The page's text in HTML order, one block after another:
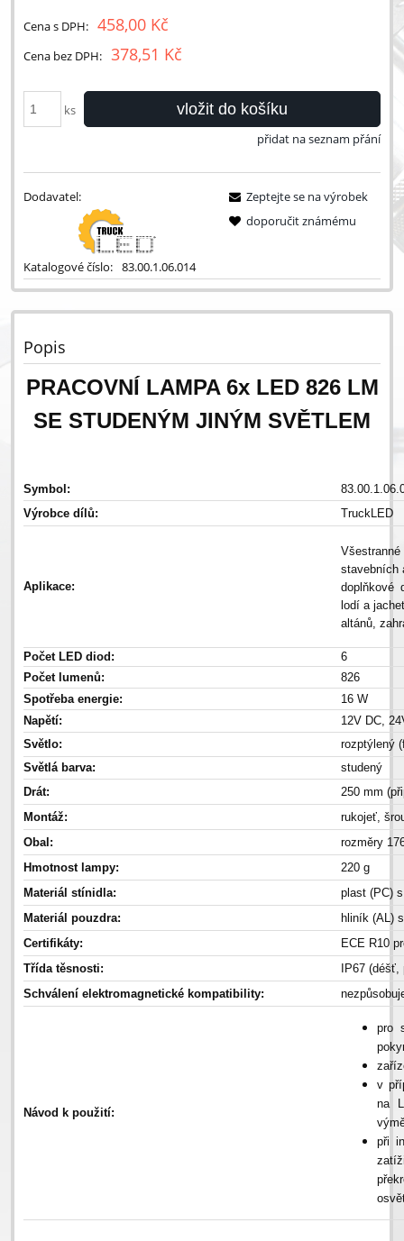
Cena s DPH: 458,00 Kč
Cena bez DPH: 378,51 Kč
ks vložit do košíku
přidat na seznam přání
Dodavatel:
Katalogové číslo: 83.00.1.06.014
Zeptejte se na výrobek
doporučit známému
Popis
PRACOVNÍ LAMPA 6x LED 826 LM
SE STUDENÝM JINÝM SVĚTLEM
Symbol:
Výrobce dílů:
TruckLED
Aplikace:
stavebních
doplňkové
lodí a
altánů,
Počet LED diod:
6
Počet lumenů:
826
Spotřeba energie:
16 W
Napětí:
12V DC,
Světlo:
rozptýlený
Světlá barva:
studený
Drát:
250 mm
Montáž:
rukojeť,
Obal:
rozměry
Hmotnost lampy:
220 g
Materiál stínidla:
plast (PC)
Materiál pouzdra:
hliník (AL)
Certifikáty:
ECE R10
Třída těsnosti:
IP67 (déšť,
Schválení elektromagnetické kompatibility:
Návod k použití:
pro
v
na
při